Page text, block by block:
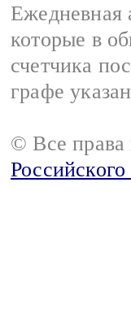
Ежедневная
которые в
счетчика
графе
© Все права